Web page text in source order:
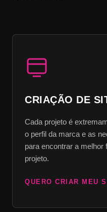
CRIAÇÃO DE
Cada projeto é
o perfil da marca e as
para encontrar a
projeto.
QUERO CRIAR MEU